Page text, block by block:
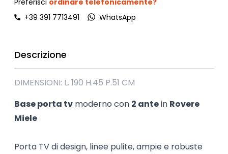
+39 391 7713491
WhatsApp
Descrizione
DIMENSIONI: L. 190 H.45 P.51 CM
Base porta tvmoderno con 2 antein Rovere
Miele
Porta TV di design, linee pulite, ampie e robuste